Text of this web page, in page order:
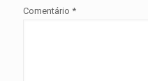
Comentário *